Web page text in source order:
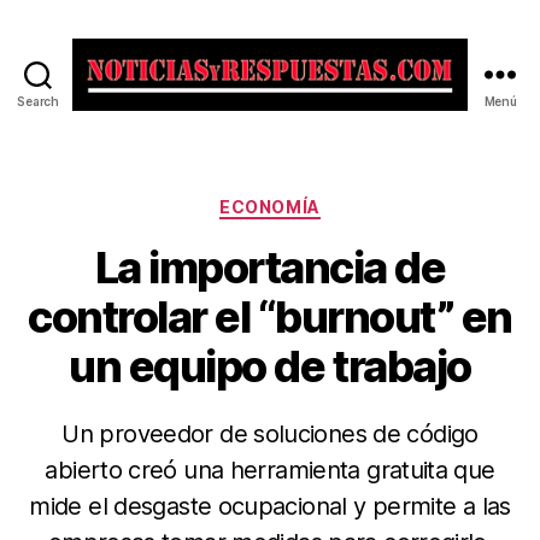
Search Menú
Categorías
ECONOMÍA
La importancia de
controlar el “burnout” en
un equipo de trabajo
Un proveedor de soluciones de código
abierto creó una herramienta gratuita que
mide el desgaste ocupacional y permite a las